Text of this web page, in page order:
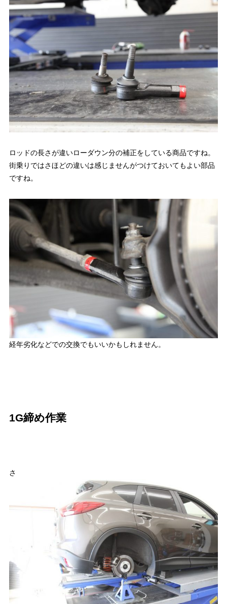
ロッドの長さが違いローダウン分の補正をしている商品ですね。
街乗りではさほどの違いは感じませんがつけておいてもよい部品
ですね。
経年劣化などでの交換でもいいかもしれません。
1G締め作業
さ